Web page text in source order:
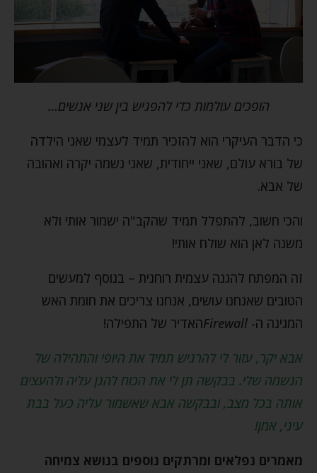
הופכים עולמות כדי להפגיש בין שני אנשים…
כי הדבר העיקרי הוא להזכיר תמיד לעצמי שאני הילדה
של בורא עולם, שאני ייחודית, שאני נשמה יקרה ואהובה
של אבא.
והכי חשוב, להתפלל תמיד שהקב"ה ישמור אותי ולא
משנה לאן הוא שולח אותי!
זה המפתח להגנה עצמית רוחנית – בנוסף למעשים
הטובים שאנחנו עושים, אנחנו צריכים את חומת האש
המגינה ה- Firewallהאדיר של התפילה!
אבא יקר, עזור לי להרגיש תמיד את היופי והתהילה של
הנשמה שלי. בבקשה תן לי את הכוח להגן עליה ולהעצים
אותה בכל מצב, ובבקשה אבא שאשמור עליה כעל בבת
עיני, אמן!
מאמרים נפלאים ומרתקים נוספים בנושא צמיחה